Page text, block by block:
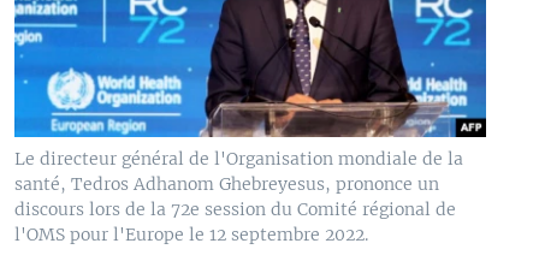
Le directeur général de l'Organisation mondiale de la
santé, Tedros Adhanom Ghebreyesus, prononce un
discours lors de la 72e session du Comité régional de
l'OMS pour l'Europe le 12 septembre 2022.